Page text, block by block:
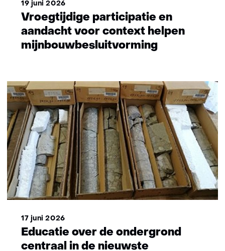
19 juni 2026
Vroegtijdige participatie en
aandacht voor context helpen
mijnbouwbesluitvorming
17 juni 2026
Educatie over de ondergrond
centraal in de nieuwste